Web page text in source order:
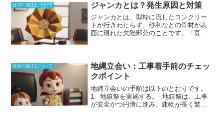
建築の施工について ジャンカとは？発生原因と対策
ジャンカとは、型枠に流したコンクリー
トが行きわたらず、砂利などの骨材が表
面に現れた欠陥部分のことです。「豆板
少なく、粗骨材が多く集まった部分で
す。セメントと砂利の分離や締め固めの
不足、型枠下端からセメントペーストの
漏れといった要因で隙間ができ、強度が
下がっている状態です。
建築の施工について
地縄立会い：工事着手前のチェッ
クポイント
地縄立会いの手順は以下のとおりです。
1. -地鎮祭を実施する。- 地鎮祭は、工事
が安全かつ円滑に進み、建物が長く繁栄